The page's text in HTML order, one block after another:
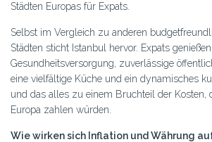
Städten Europas für Expats.
Selbst im Vergleich zu anderen
Städten sticht Istanbul hervor. Expats
Gesundheitsversorgung, zuverlässige
eine vielfältige Küche und ein dynamisches
und das alles zu einem Bruchteil der Kosten,
Europa zahlen würden.
Wie wirken sich Inflation und Währung